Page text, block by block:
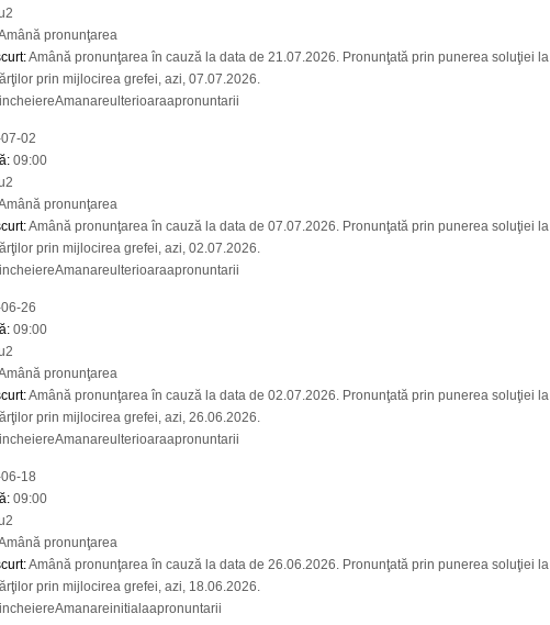
pronunţarea
:Amână pronunţarea în cauză la data de 21.07.2026. Pronunţată prin punerea soluţiei la
prin mijlocirea grefei, azi, 07.07.2026.
incheiereAmanareulterioaraapronuntarii
02
: 09:00
pronunţarea
:Amână pronunţarea în cauză la data de 07.07.2026. Pronunţată prin punerea soluţiei la
prin mijlocirea grefei, azi, 02.07.2026.
incheiereAmanareulterioaraapronuntarii
26
: 09:00
pronunţarea
:Amână pronunţarea în cauză la data de 02.07.2026. Pronunţată prin punerea soluţiei la
prin mijlocirea grefei, azi, 26.06.2026.
incheiereAmanareulterioaraapronuntarii
18
: 09:00
pronunţarea
:Amână pronunţarea în cauză la data de 26.06.2026. Pronunţată prin punerea soluţiei la
prin mijlocirea grefei, azi, 18.06.2026.
incheiereAmanareinitialaapronuntarii